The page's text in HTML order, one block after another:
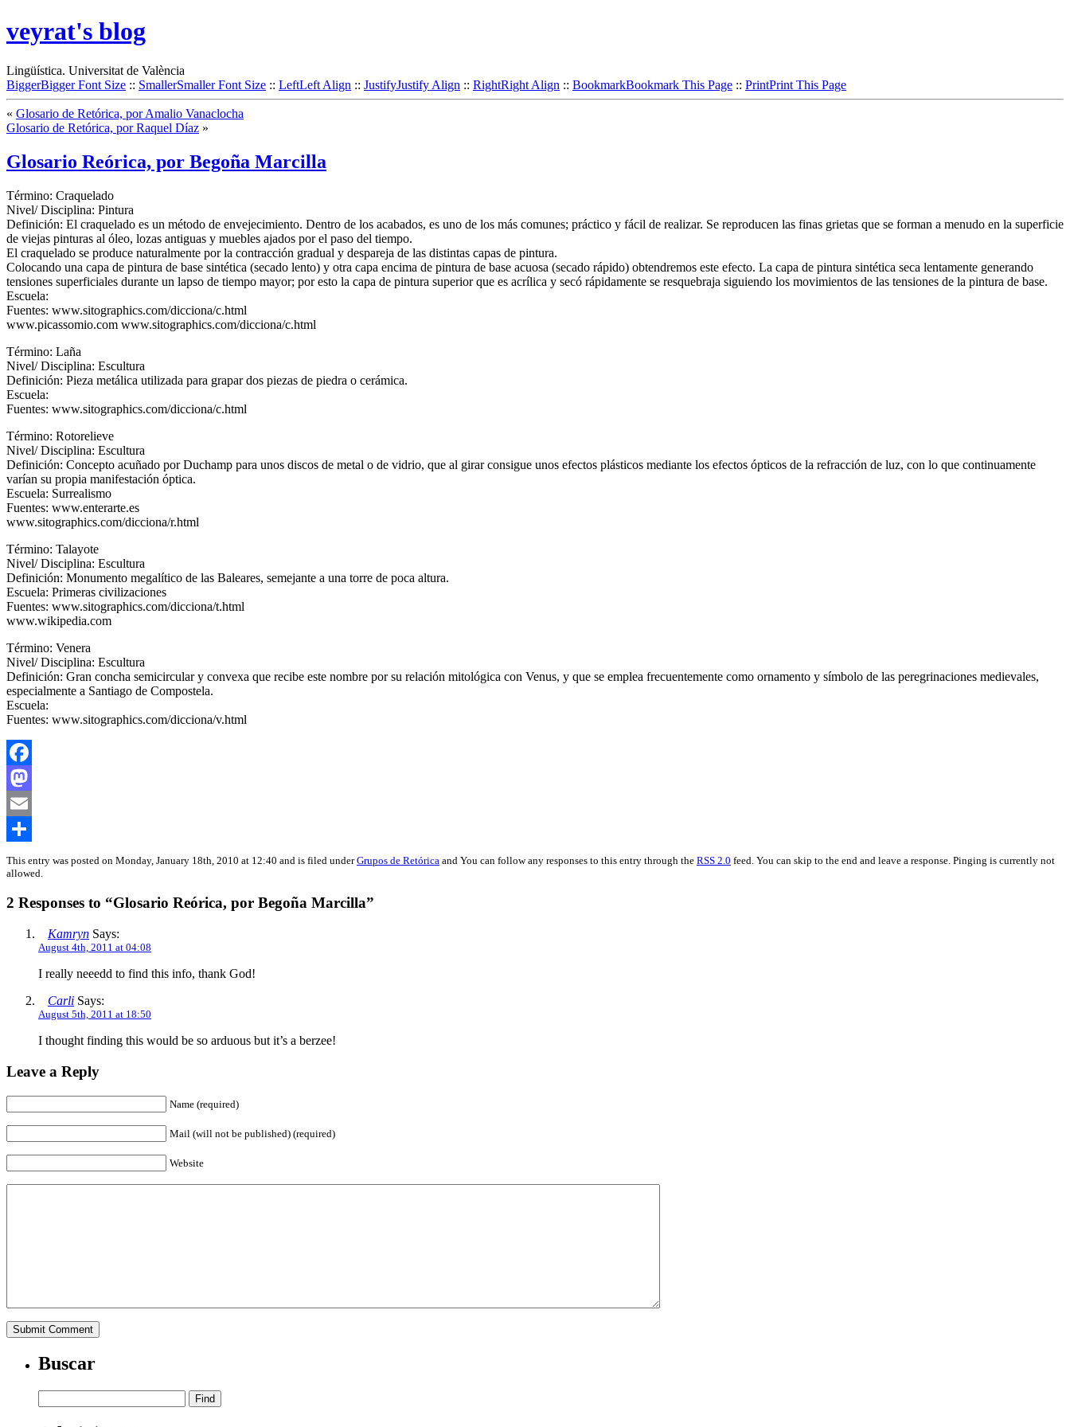
veyrat's blog
Lingüística. Universitat de València
BiggerBigger Font Size :: SmallerSmaller Font Size :: LeftLeft Align :: JustifyJustify Align :: RightRight Align :: BookmarkBookmark This Page :: PrintPrint This Page
« Glosario de Retórica, por Amalio Vanaclocha
Glosario de Retórica, por Raquel Díaz »
Glosario Reórica, por Begoña Marcilla
Término: Craquelado
Nivel/ Disciplina: Pintura
Definición: El craquelado es un método de envejecimiento. Dentro de los acabados, es uno de los más comunes; práctico y fácil de realizar. Se reproducen las finas grietas que se forman a menudo en la superficie
de viejas pinturas al óleo, lozas antiguas y muebles ajados por el paso del tiempo.
El craquelado se produce naturalmente por la contracción gradual y despareja de las distintas capas de pintura.
Colocando una capa de pintura de base sintética (secado lento) y otra capa encima de pintura de base acuosa (secado rápido) obtendremos este efecto. La capa de pintura sintética seca lentamente generando
tensiones superficiales durante un lapso de tiempo mayor; por esto la capa de pintura superior que es acrílica y secó rápidamente se resquebraja siguiendo los movimientos de las tensiones de la pintura de base.
Escuela:
Fuentes: www.sitographics.com/dicciona/c.html
www.picassomio.com www.sitographics.com/dicciona/c.html
Término: Laña
Nivel/ Disciplina: Escultura
Definición: Pieza metálica utilizada para grapar dos piezas de piedra o cerámica.
Escuela:
Fuentes: www.sitographics.com/dicciona/c.html
Término: Rotorelieve
Nivel/ Disciplina: Escultura
Definición: Concepto acuñado por Duchamp para unos discos de metal o de vidrio, que al girar consigue unos efectos plásticos mediante los efectos ópticos de la refracción de luz, con lo que continuamente
varían su propia manifestación óptica.
Escuela: Surrealismo
Fuentes: www.enterarte.es
www.sitographics.com/dicciona/r.html
Término: Talayote
Nivel/ Disciplina: Escultura
Definición: Monumento megalítico de las Baleares, semejante a una torre de poca altura.
Escuela: Primeras civilizaciones
Fuentes: www.sitographics.com/dicciona/t.html
www.wikipedia.com
Término: Venera
Nivel/ Disciplina: Escultura
Definición: Gran concha semicircular y convexa que recibe este nombre por su relación mitológica con Venus, y que se emplea frecuentemente como ornamento y símbolo de las peregrinaciones medievales,
especialmente a Santiago de Compostela.
Escuela:
Fuentes: www.sitographics.com/dicciona/v.html
Facebook
Mastodon
Email
Share
This entry was posted on Monday, January 18th, 2010 at 12:40 and is filed underGrupos de Retórica and You can follow any responses to this entry through the RSS 2.0 feed. You can skip to the end and leave a response. Pinging is currently not
allowed.
2 Responses to “Glosario Reórica, por Begoña Marcilla”
Kamryn Says:
August 4th, 2011 at 04:08
I really neeedd to find this info, thank God!
Carli Says:
August 5th, 2011 at 18:50
I thought finding this would be so arduous but it’s a berzee!
Leave a Reply
Name (required)
Mail (will not be published) (required)
Website
Buscar